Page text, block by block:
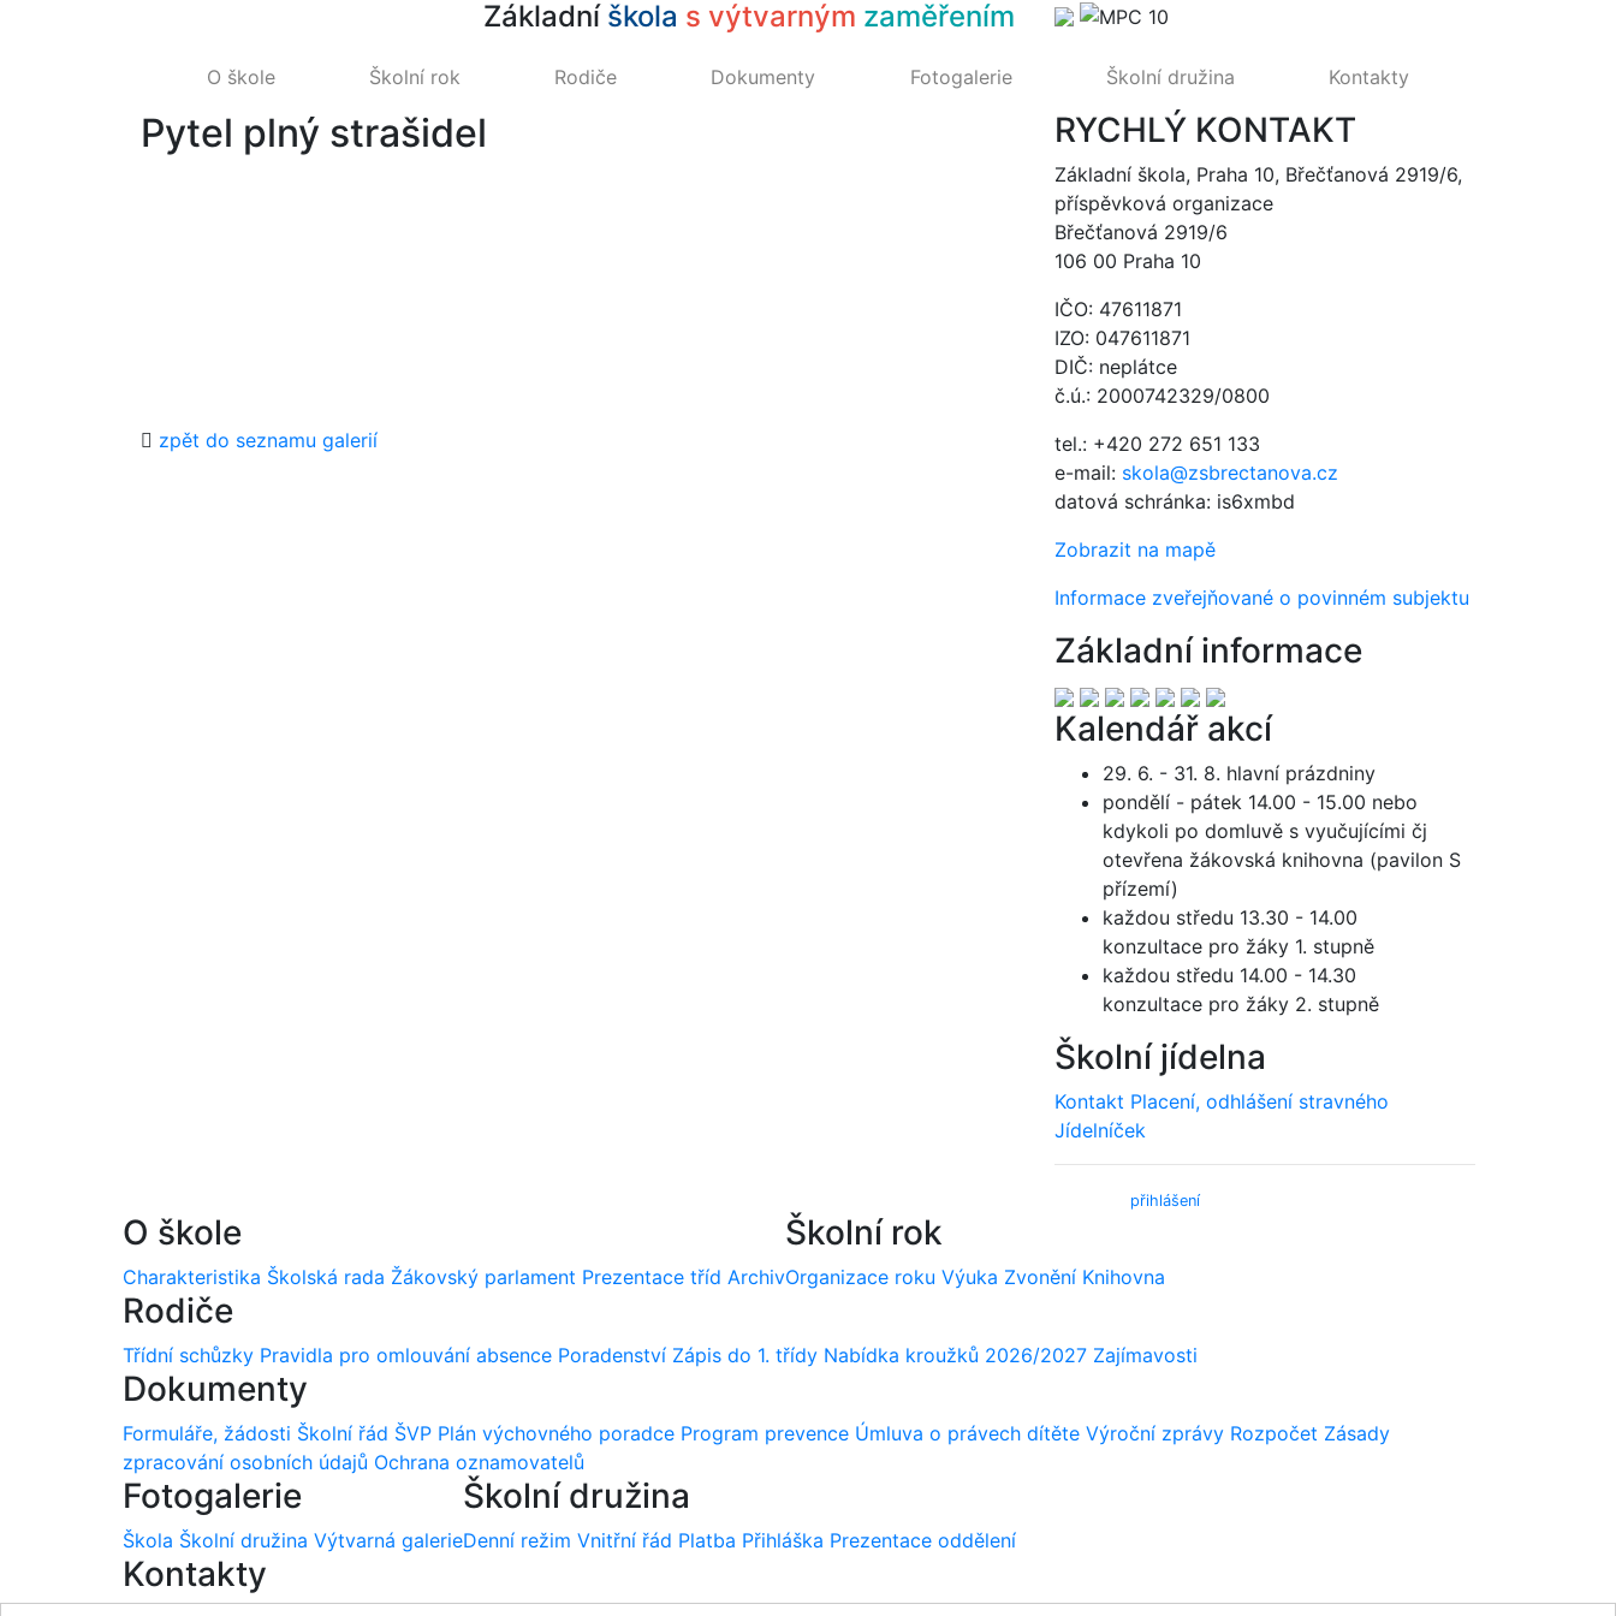
Základní škola s výtvarným zaměřením
O škole Školní rok Rodiče Dokumenty Fotogalerie Školní družina Kontakty
Pytel plný strašidel
zpět do seznamu galerií
RYCHLÝ KONTAKT
Základní škola, Praha 10, Břečťanová 2919/6,
příspěvková organizace
Břečťanová 2919/6
106 00 Praha 10
IČO: 47611871
IZO: 047611871
DIČ: neplátce
č.ú.: 2000742329/0800
tel.: +420 272 651 133
e-mail: skola@zsbrectanova.cz
datová schránka: is6xmbd
Zobrazit na mapě
Informace zveřejňované o povinném subjektu
Základní informace
Kalendář akcí
29. 6. - 31. 8. hlavní prázdniny
pondělí - pátek 14.00 - 15.00 nebo
kdykoli po domluvě s vyučujícími čj
otevřena žákovská knihovna (pavilon S
přízemí)
každou středu 13.30 - 14.00
konzultace pro žáky 1. stupně
každou středu 14.00 - 14.30
konzultace pro žáky 2. stupně
Školní jídelna
Kontakt Placení, odhlášení stravného
Jídelníček
přihlášení)
O škole
Charakteristika Školská rada Žákovský parlament Prezentace tříd Archiv
Školní rok
Organizace roku Výuka Zvonění Knihovna
Rodiče
Třídní schůzky Pravidla pro omlouvání absence Poradenství Zápis do 1. třídy Nabídka kroužků 2026/2027 Zajímavosti
Dokumenty
Formuláře, žádosti Školní řád ŠVP Plán výchovného poradce Program prevence Úmluva o právech dítěte Výroční zprávy Rozpočet Zásady
zpracování osobních údajů Ochrana oznamovatelů
Fotogalerie
Škola Školní družina Výtvarná galerie
Školní družina
Denní režim Vnitřní řád Platba Přihláška Prezentace oddělení
Kontakty